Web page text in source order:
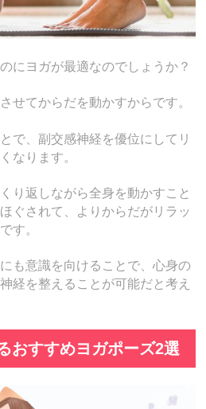
にヨガが最適なのでしょうか？
せてからだを動かすからです。
で、副交感神経を優位にしてリ
なります。
り返しながら全身を動かすこと
ぐされて、よりからだがリラッ
す。
も意識を向けることで、心身の
経を整えることが可能だと考え
おすすめヨガポーズ2選